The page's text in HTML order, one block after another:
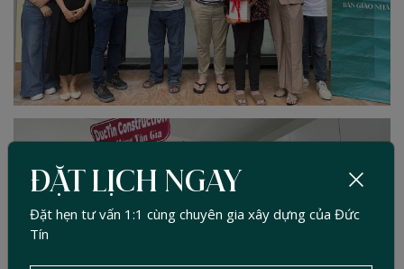
ĐẶT LỊCH NGAY
Đặt hẹn tư vấn 1:1 cùng chuyên gia xây dựng của Đức
Tín